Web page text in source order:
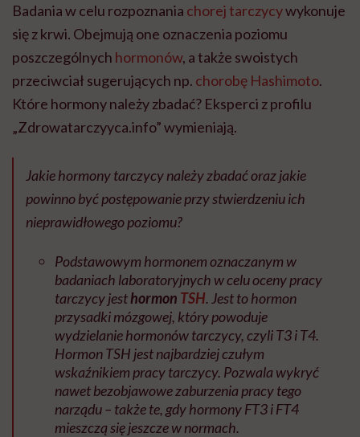
Badania w celu rozpoznania chorej tarczycywykonuje
się z krwi. Obejmują one oznaczenia poziomu
poszczególnych hormonów, a także swoistych
przeciwciał sugerujących np. chorobę Hashimoto.
Które hormony należy zbadać? Eksperci z profilu
„Zdrowatarczyyca.info” wymieniają.
Jakie hormony tarczycy należy zbadać oraz jakie
powinno być postępowanie przy stwierdzeniu ich
nieprawidłowego poziomu?
Podstawowym hormonem oznaczanym w
badaniach laboratoryjnych w celu oceny pracy
tarczycy jesthormon TSH. Jest to hormon
przysadki mózgowej, który powoduje
wydzielanie hormonów tarczycy, czyli T3 i T4.
Hormon TSH jest najbardziej czułym
wskaźnikiem pracy tarczycy. Pozwala wykryć
nawet bezobjawowe zaburzenia pracy tego
narządu – także te, gdy hormony FT3 i FT4
mieszczą się jeszcze w normach.